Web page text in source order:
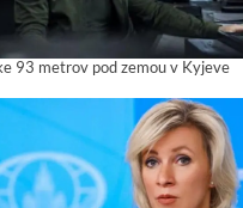
93 metrov pod zemou v Kyjeve